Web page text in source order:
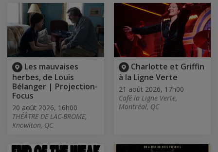
Les mauvaises
herbes, de Louis
Bélanger | Projection-
Focus
20 août 2026, 16h00
THÉÂTRE DE LAC-BROME,
Knowlton, QC
Charlotte et Griffin
à la Ligne Verte
21 août 2026, 17h00
Café la Ligne Verte,
Montréal, QC